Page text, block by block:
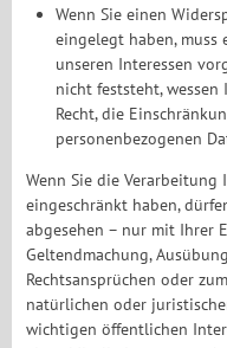
Wenn Sie einen
eingelegt haben, muss
unseren Interessen
nicht feststeht, wessen
Recht, die
personenbezogenen
Wenn Sie die Verarbeitung
eingeschränkt haben,
abgesehen – nur mit Ihrer
Geltendmachung,
Rechtsansprüchen oder
natürlichen oder
wichtigen öffentlichen